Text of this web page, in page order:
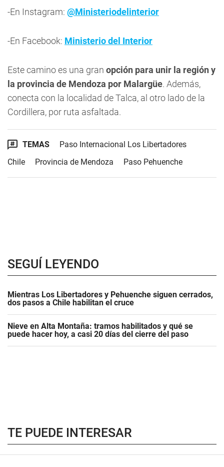
-En Instagram: @Ministeriodelinterior
-En Facebook: Ministerio del Interior
Este camino es una gran opción para unir la región y
la provincia de Mendoza por Malargüe. Además,
conecta con la localidad de Talca, al otro lado de la
Cordillera, por ruta asfaltada.
TEMAS
Paso Internacional Los Libertadores
Chile
Provincia de Mendoza Paso Pehuenche
SEGUÍ LEYENDO
Mientras Los Libertadores y Pehuenche siguen cerrados,
dos pasos a Chile habilitan el cruce
Nieve en Alta Montaña: tramos habilitados y qué se
puede hacer hoy, a casi 20 días del cierre del paso
TE PUEDE INTERESAR